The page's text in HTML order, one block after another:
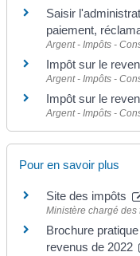
Saisir
paiement,
Argent - Impôts -
Impôt sur le
Argent - Impôts -
Impôt sur le
Argent - Impôts -
Pour en savoir plus
Site des impôts
Ministère chargé des
Brochure
revenus de 2022